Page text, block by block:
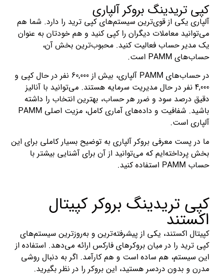
کپی تریدینگ بروکر آلپاری
آلپاری یکی از قوی‌ترین سیستم‌های کپی ترید را دارد. شما هم
می‌توانید معاملات دیگران را کپی کنید و هم خودتان به عنوان
یک مدیر حساب فعالیت کنید. محبوب‌ترین بخش آن،
حساب‌های PAMM است.
در حساب‌های PAMM آلپاری، بیش از 60,000 نفر در حال کپی و
4,000 نفر در حال مدیریت سرمایه هستند. می‌توانید با آنالیز
دقیق درصد سود و ضرر هر حساب، بهترین انتخاب را داشته
باشید. شفافیت و داده‌های آماری کامل، مزیت اصلی PAMM
آلپاری است.
ما در پست معرفی بروکر آلپاری به توضیح بسیار کاملی برای این
بخش پرداخته‌ایم که می‌توانید از آن برای آشنایی بیشتر با
حساب PAMM استفاده کنید.
کپی تریدینگ بروکر کپیتال
اکستند
کپیتال اکستند، یکی از پیشرفته‌ترین و به‌روزترین سیستم‌های
کپی ترید را در میان بروکرهای فارکس ارائه می‌دهد. استفاده از
این سیستم، هم ساده است و هم کارآمد. اگر به دنبال روشی
مدرن و بدون دردسر هستید، این بروکر را در نظر بگیرید.